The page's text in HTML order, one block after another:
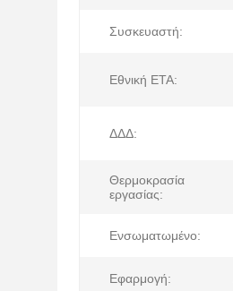
Συσκευαστή:
Εθνική ΕΤΑ:
ΔΔΔ:
Θερμοκρασία
εργασίας:
Ενσωματωμένο:
Εφαρμογή: